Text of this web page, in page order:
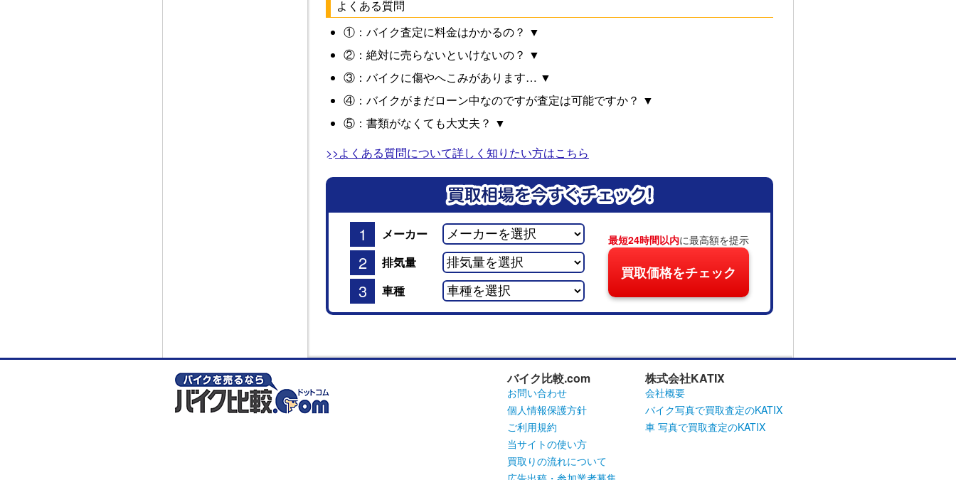
よくある質問
①：バイク査定に料金はかかるの？ ▼
②：絶対に売らないといけないの？ ▼
③：バイクに傷やへこみがあります… ▼
④：バイクがまだローン中なのですが査定は可能ですか？ ▼
⑤：書類がなくても大丈夫？ ▼
>>よくある質問について詳しく知りたい方はこちら
1 メーカー
2 排気量
3 車種
最短24時間以内に最高額を提示
買取価格をチェック
バイク比較.com
お問い合わせ
個人情報保護方針
ご利用規約
当サイトの使い方
買取りの流れについて
株式会社KATIX
会社概要
バイク写真で買取査定のKATIX
車 写真で買取査定のKATIX